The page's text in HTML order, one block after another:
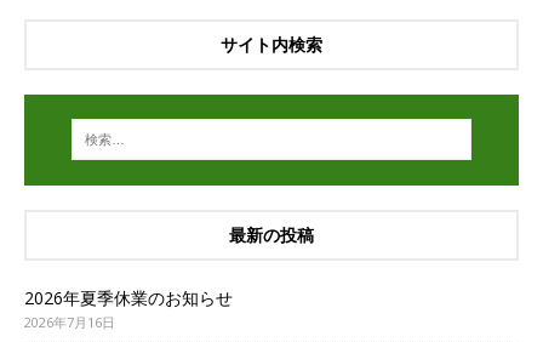
サイト内検索
最新の投稿
2026年夏季休業のお知らせ
2026年7月16日